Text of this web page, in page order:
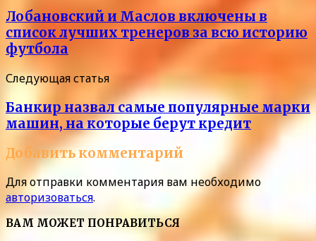
Лобановский и Маслов включены в
список лучших тренеров за всю историю
футбола
Следующая статья
Банкир назвал самые популярные марки
машин, на которые берут кредит
Добавить комментарий
Для отправки комментария вам необходимо
авторизоваться.
ВАМ МОЖЕТ ПОНРАВИТЬСЯ